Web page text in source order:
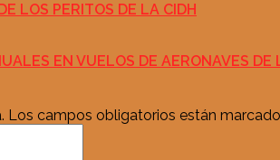
LOS PERITOS DE LA CIDH
EN VUELOS DE AERONAVES DE
Los campos obligatorios están